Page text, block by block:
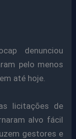
denunciou
pelo menos
até hoje.
licitações de
alvo fácil
gestores e